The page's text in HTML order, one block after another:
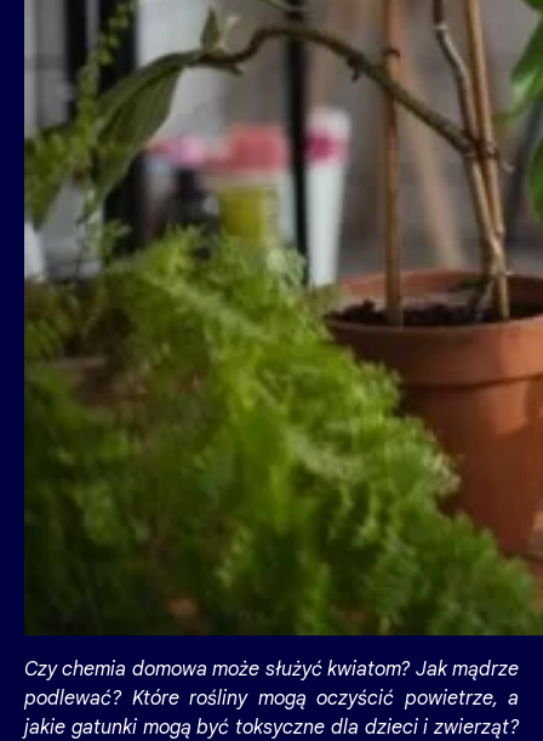
Czy chemia domowa może służyć kwiatom? Jak mądrze
podlewać? Które rośliny mogą oczyścić powietrze, a
jakie gatunki mogą być toksyczne dla dzieci i zwierząt?